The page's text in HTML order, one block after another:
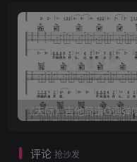
评论 抢沙发